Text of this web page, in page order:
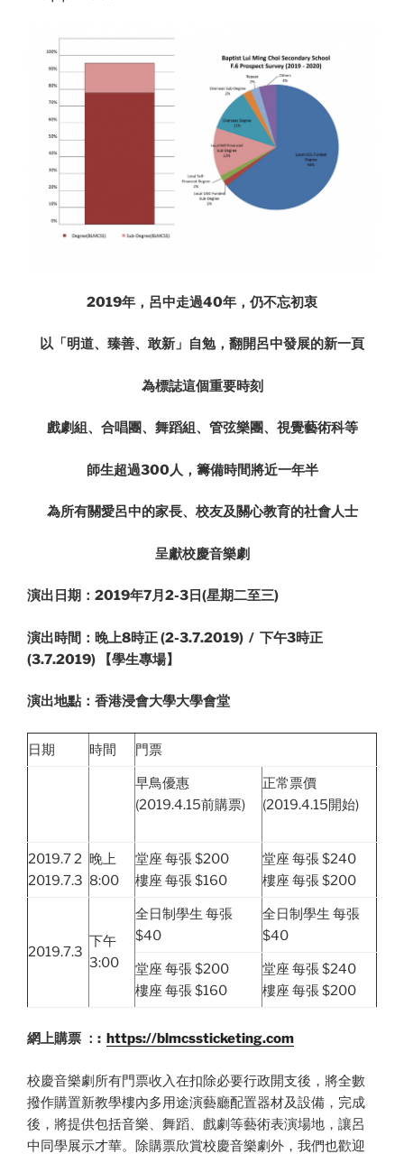
2019年，呂中走過40年，仍不忘初衷
以「明道、臻善、敢新」自勉，翻開呂中發展的新一頁
為標誌這個重要時刻
戲劇組、合唱團、舞蹈組、管弦樂團、視覺藝術科等
師生超過300人，籌備時間將近一年半
為所有關愛呂中的家長、校友及關心教育的社會人士
呈獻校慶音樂劇
演出日期：2019年7月2-3日(星期二至三)
演出時間：晚上8時正 (2-3.7.2019) / 下午3時正
(3.7.2019) 【學生專場】
演出地點：香港浸會大學大學會堂
日期 時間 門票
早鳥優惠
(2019.4.15前購票)
正常票價
(2019.4.15開始)
2019.7 2
2019.7.3
晚上
8:00
堂座 每張 $200
樓座 每張 $160
堂座 每張 $240
樓座 每張 $200
2019.7.3
下午
3:00
全日制學生 每張
$40
全日制學生 每張
$40
堂座 每張 $200
樓座 每張 $160
堂座 每張 $240
樓座 每張 $200
網上購票 ：: https://blmcssticketing.com
校慶音樂劇所有門票收入在扣除必要行政開支後，將全數
撥作購置新教學樓內多用途演藝廳配置器材及設備，完成
後，將提供包括音樂、舞蹈、戲劇等藝術表演場地，讓呂
中同學展示才華。除購票欣賞校慶音樂劇外，我們也歡迎